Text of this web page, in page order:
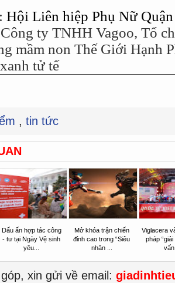
Hội Liên hiệp Phụ Nữ
ty TNHH Vagoo, Tổ
mầm non Thế Giới Hạnh
tử tế
, tin tức
Dấu ấn hợp tác công
- tư tại Ngày Vệ sinh
yêu...
Mở khóa trận chiến
đỉnh cao trong “Siêu
nhân ...
Viglacera
pháp
xin gửi về email: